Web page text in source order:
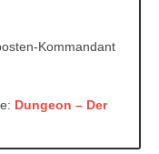
Kommandant
Dungeon – Der